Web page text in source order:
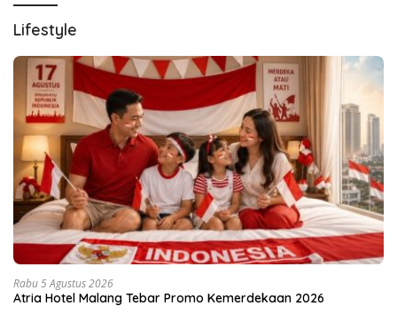
Lifestyle
Rabu 5 Agustus 2026
Atria Hotel Malang Tebar Promo Kemerdekaan 2026